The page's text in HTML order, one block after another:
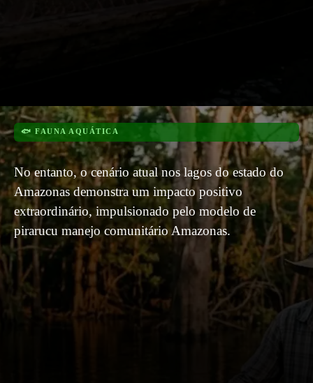
🐟 FAUNA AQUÁTICA
No entanto, o cenário atual nos lagos do estado do
Amazonas demonstra um impacto positivo
extraordinário, impulsionado pelo modelo de
pirarucu manejo comunitário Amazonas.